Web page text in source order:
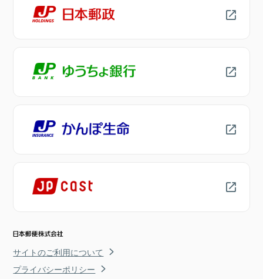
サイトのご利用について
プライバシーポリシー